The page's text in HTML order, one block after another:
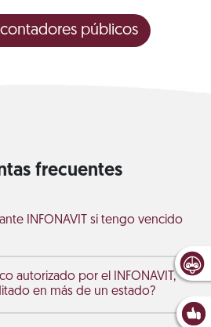
públicos
frecuentes
INFONAVIT si tengo vencido
autorizado por el INFONAVIT,
en más de un estado?